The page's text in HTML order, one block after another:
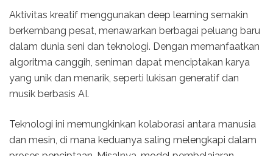
Aktivitas kreatif menggunakan deep learning semakin
berkembang pesat, menawarkan berbagai peluang baru
dalam dunia seni dan teknologi. Dengan memanfaatkan
algoritma canggih, seniman dapat menciptakan karya
yang unik dan menarik, seperti lukisan generatif dan
musik berbasis AI.
Teknologi ini memungkinkan kolaborasi antara manusia
dan mesin, di mana keduanya saling melengkapi dalam